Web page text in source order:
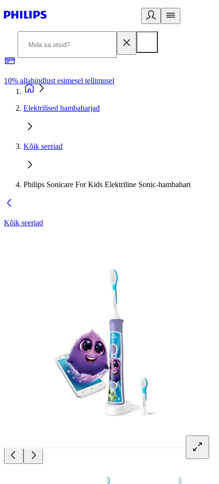
10% allahindlust esimesel tellimusel
Elektrilised hambaharjad
Kõik seeriad
Philips Sonicare For Kids Elektriline Sonic-hambahari
Kõik seeriad